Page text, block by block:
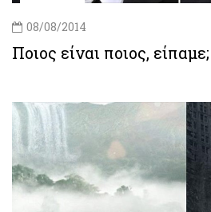
08/08/2014
Ποιος είναι ποιος, είπαμε;